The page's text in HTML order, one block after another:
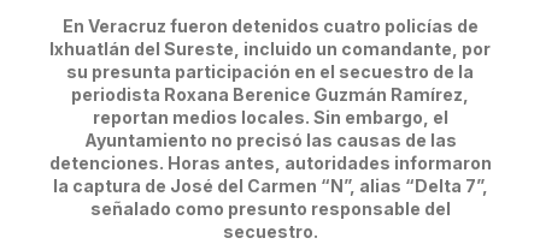
En Veracruz fueron detenidos cuatro policías de
Ixhuatlán del Sureste, incluido un comandante, por
su presunta participación en el secuestro de la
periodista Roxana Berenice Guzmán Ramírez,
reportan medios locales. Sin embargo, el
Ayuntamiento no precisó las causas de las
detenciones. Horas antes, autoridades informaron
la captura de José del Carmen “N”, alias “Delta 7”,
señalado como presunto responsable del
secuestro.